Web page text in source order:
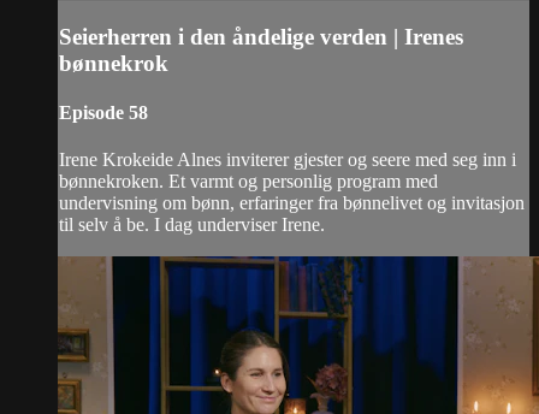
Seierherren i den åndelige verden | Irenes
bønnekrok
Episode 58
Irene Krokeide Alnes inviterer gjester og seere med seg inn i
bønnekroken. Et varmt og personlig program med
undervisning om bønn, erfaringer fra bønnelivet og invitasjon
til selv å be. I dag underviser Irene.